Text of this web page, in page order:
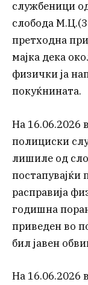
службеници
слобода
претходна
мајка дека
физички ја
покуќнината.
На 16.06.2026
полициски
лишиле од
постапувајќи
расправија
годишна
приведен во
бил јавен
На 16.06.2026